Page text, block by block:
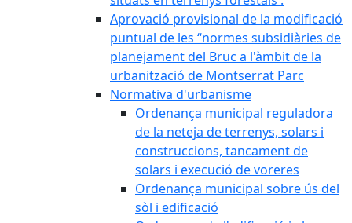
Aprovació provisional de la modificació
puntual de les “normes subsidiàries de
planejament del Bruc a l'àmbit de la
urbanització de Montserrat Parc
Normativa d'urbanisme
Ordenança municipal reguladora
de la neteja de terrenys, solars i
construccions, tancament de
solars i execució de voreres
Ordenança municipal sobre ús del
sòl i edificació